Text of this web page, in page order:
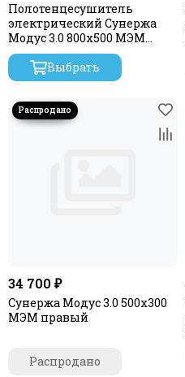
Полотенцесушитель
электрический Сунержа
Модус 3.0 800х500 МЭМ
левый
Выбрать
34 700 ₽
Сунержа Модус 3.0 500x300
МЭМ правый
Распродано